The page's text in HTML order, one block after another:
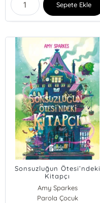
Sepete Ekle
Sonsuzluğun Ötesi’ndeki
Kitapçı
Amy Sparkes
Parola Çocuk